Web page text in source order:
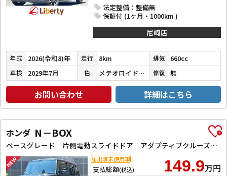
法定整備：整備無
保証付 (1ヶ月・1000km )
尼崎店
年式 2026(令和8)年 走行 8km 排気 660cc
車検 2029年7月 色 メテオロイドグレーメタリック 修復 無
お問い合わせ 詳細はこちら
ホンダ N－BOX
ベースグレード 片側電動スライドドア アダプティブクルーズコントロール LEDヘッドライト クリアランスソナー スマートキー アイドリングストップ CVT ESC チップアップシート エアコン パワーウィンドウ
支払総額(税込) 149.9万円
届出済未使用車